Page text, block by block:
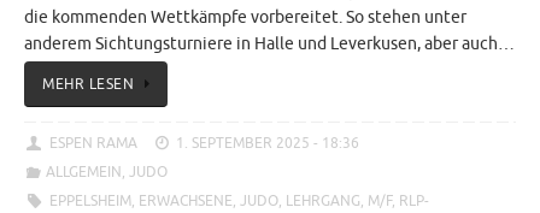
die kommenden Wettkämpfe vorbereitet. So stehen unter
anderem Sichtungsturniere in Halle und Leverkusen, aber auch…
MEHR LESEN
ESPEN RAMA
1. SEPTEMBER 2025 - 18:36
ALLGEMEIN, JUDO
EPPELSHEIM, ERWACHSENE, JUDO, LEHRGANG, M/F, RLP-